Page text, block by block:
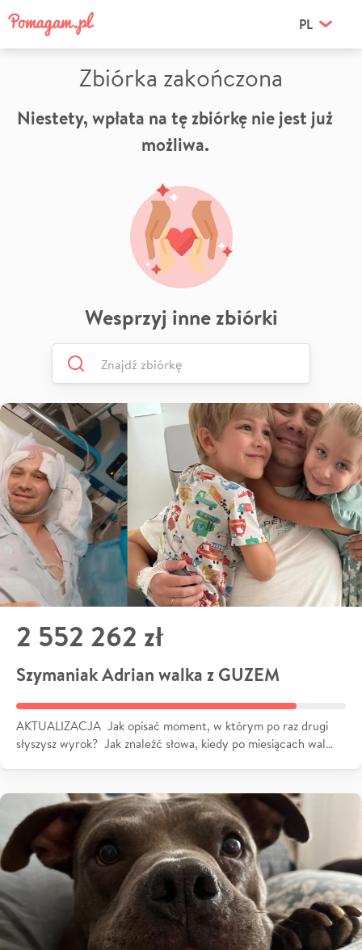
PL
Zbiórka zakończona
Niestety, wpłata na tę zbiórkę nie jest już
możliwa.
Wesprzyj inne zbiórki
2 552 262 zł
Szymaniak Adrian walka z GUZEM
AKTUALIZACJA Jak opisać moment, w którym po raz drugi
słyszysz wyrok? Jak znaleźć słowa, kiedy po miesiącach wal…